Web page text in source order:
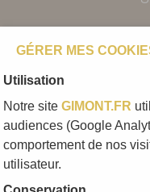
GÉRER MES
Utilisation
Notre siteGIMONT.FR
audiences (Google
comportement de nos
utilisateur.